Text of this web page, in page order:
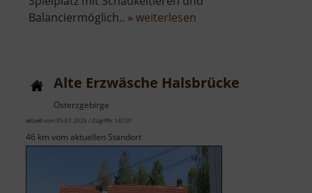
Balanciermöglich.. » weiterlesen
Alte Erzwäsche Halsbrücke
Osterzgebirge
aktuell vom 05.07.2026 / Zugriffe: 14720
46 km vom aktuellen Standort